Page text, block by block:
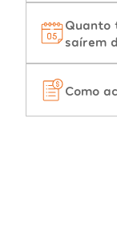
Quanto
saírem
Como